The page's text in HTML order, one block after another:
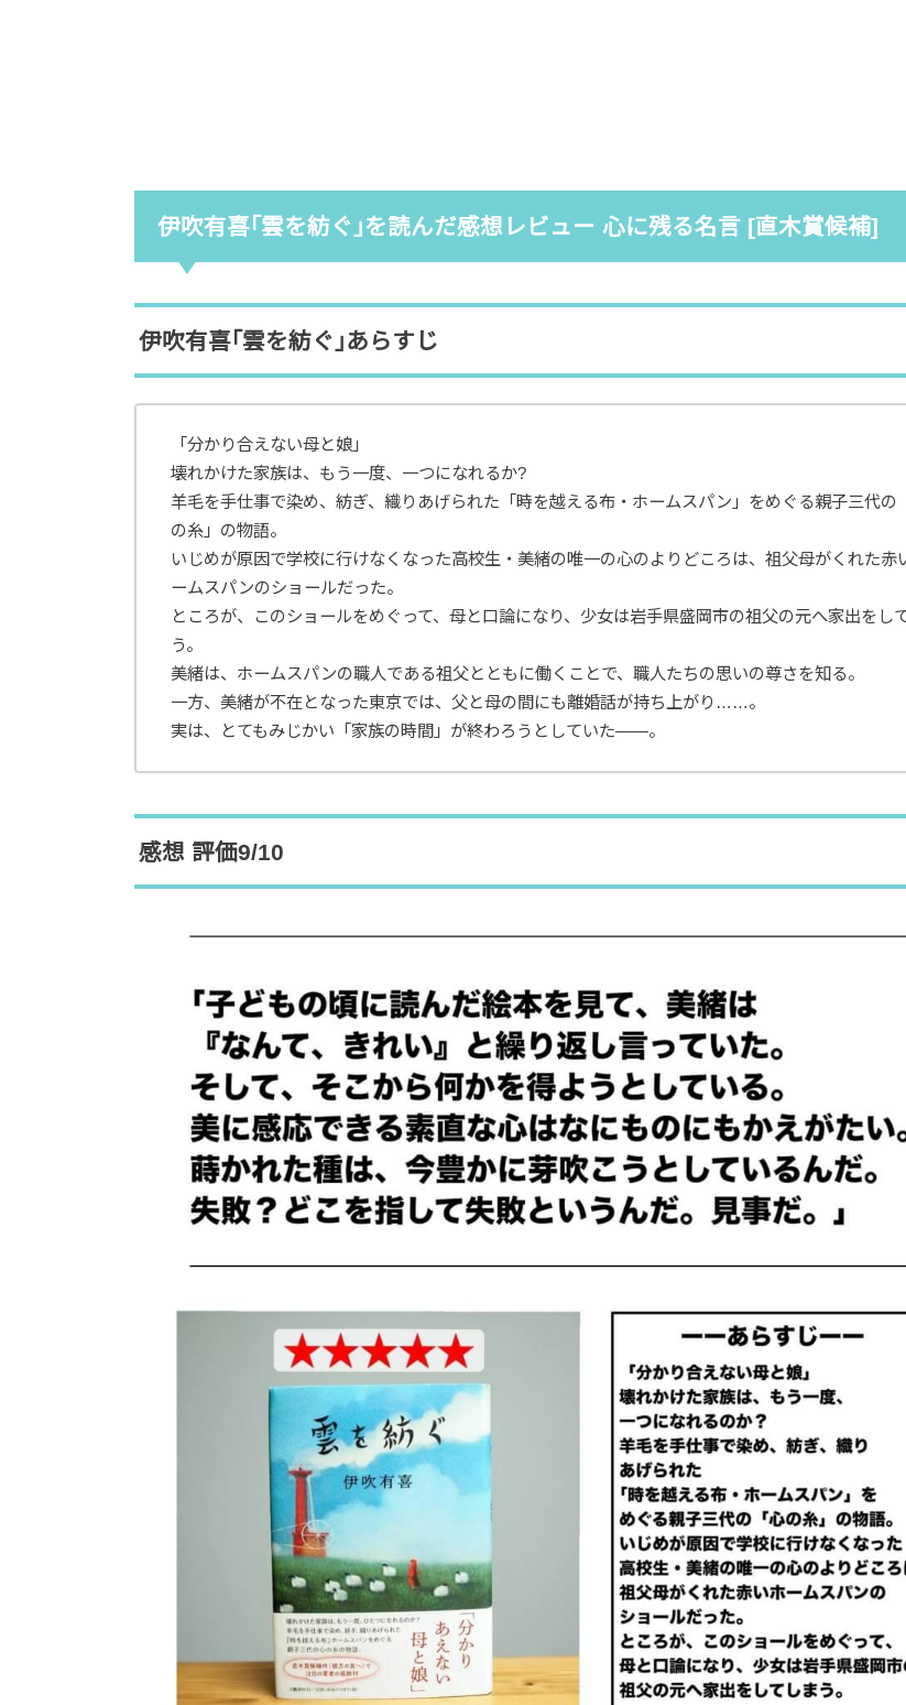
伊吹有喜｢雲を紡ぐ｣を読んだ感想レビュー 心に残る名言 [直木賞候補]
伊吹有喜｢雲を紡ぐ｣あらすじ
「分かり合えない母と娘」
壊れかけた家族は、もう一度、一つになれるか?
羊毛を手仕事で染め、紡ぎ、織りあげられた「時を越える布・ホームスパン」をめぐる親子三代の
の糸」の物語。
いじめが原因で学校に行けなくなった高校生・美緒の唯一の心のよりどころは、祖父母がくれた赤
ームスパンのショールだった。
ところが、このショールをめぐって、母と口論になり、少女は岩手県盛岡市の祖父の元へ家出をし
う。
美緒は、ホームスパンの職人である祖父とともに働くことで、職人たちの思いの尊さを知る。
一方、美緒が不在となった東京では、父と母の間にも離婚話が持ち上がり……。
実は、とてもみじかい「家族の時間」が終わろうとしていた――。
感想 評価9/10